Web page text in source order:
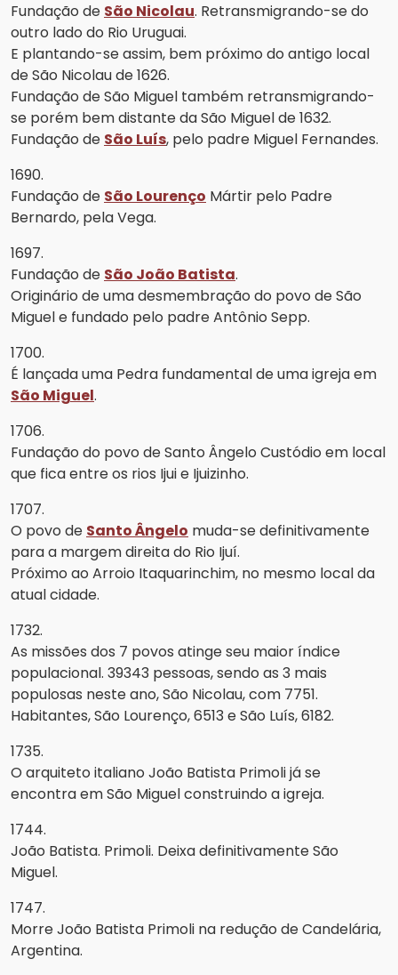
Fundação de São Nicolau. Retransmigrando-se do
outro lado do Rio Uruguai.
E plantando-se assim, bem próximo do antigo local
de São Nicolau de 1626.
Fundação de São Miguel também retransmigrando-
se porém bem distante da São Miguel de 1632.
Fundação de São Luís, pelo padre Miguel Fernandes.
1690.
Fundação de São Lourenço Mártir pelo Padre
Bernardo, pela Vega.
1697.
Fundação de São João Batista.
Originário de uma desmembração do povo de São
Miguel e fundado pelo padre Antônio Sepp.
1700.
É lançada uma Pedra fundamental de uma igreja em
São Miguel.
1706.
Fundação do povo de Santo Ângelo Custódio em local
que fica entre os rios Ijui e Ijuizinho.
1707.
O povo de Santo Ângelo muda-se definitivamente
para a margem direita do Rio Ijuí.
Próximo ao Arroio Itaquarinchim, no mesmo local da
atual cidade.
1732.
As missões dos 7 povos atinge seu maior índice
populacional. 39343 pessoas, sendo as 3 mais
populosas neste ano, São Nicolau, com 7751.
Habitantes, São Lourenço, 6513 e São Luís, 6182.
1735.
O arquiteto italiano João Batista Primoli já se
encontra em São Miguel construindo a igreja.
1744.
João Batista. Primoli. Deixa definitivamente São
Miguel.
1747.
Morre João Batista Primoli na redução de Candelária,
Argentina.